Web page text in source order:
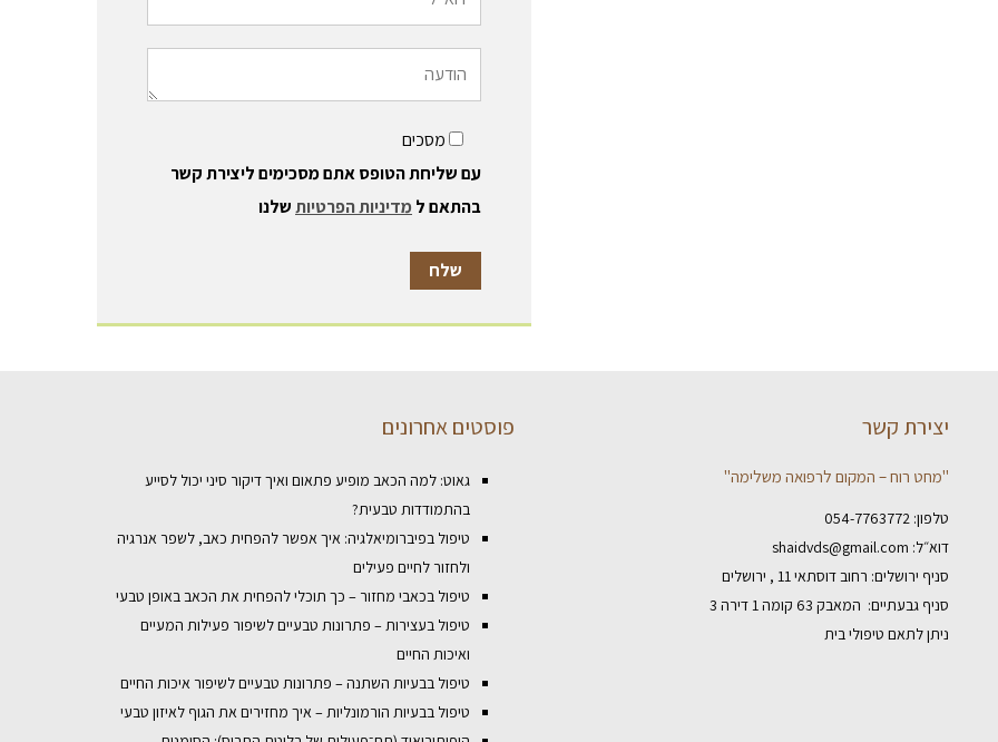
מסכים
עם שליחת הטופס אתם מסכימים ליצירת קשר
בהתאם ל מדיניות הפרטיותשלנו
יצירת קשר
"מחט רוח – המקום לרפואה משלימה"
טלפון: 054-7763772
דוא״ל: shaidvds@gmail.com
סניף ירושלים: רחוב דוסתאי 11 , ירושלים
סניף גבעתיים: המאבק 63 קומה 1 דירה 3
ניתן לתאם טיפולי בית
פוסטים אחרונים
גאוט: למה הכאב מופיע פתאום ואיך דיקור סיני יכול לסייע
בהתמודדות טבעית?
טיפול בפיברומיאלגיה: איך אפשר להפחית כאב, לשפר אנרגיה
ולחזור לחיים פעילים
טיפול בכאבי מחזור – כך תוכלי להפחית את הכאב באופן טבעי
טיפול בעצירות – פתרונות טבעיים לשיפור פעילות המעיים
ואיכות החיים
טיפול בבעיות השתנה – פתרונות טבעיים לשיפור איכות החיים
טיפול בבעיות הורמונליות – איך מחזירים את הגוף לאיזון טבעי